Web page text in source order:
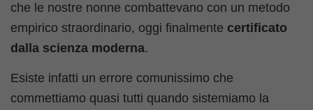
che le nostre nonne combattevano con un metodo
empirico straordinario, oggi finalmente certificato
dalla scienza moderna.
Esiste infatti un errore comunissimo che
commettiamo quasi tutti quando sistemiamo la